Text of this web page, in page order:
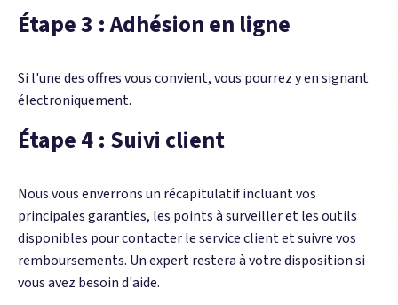
Étape 3 : Adhésion en ligne
Si l'une des offres vous convient, vous pourrez yen signant
électroniquement.
Étape 4 : Suivi client
Nous vous enverrons un récapitulatif incluant vos
principales garanties, les points à surveiller et les outils
disponibles pour contacter le service client et suivre vos
remboursements. Un expert restera à votre disposition si
vous avez besoin d'aide.